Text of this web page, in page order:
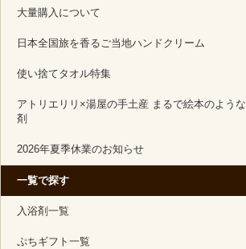
大量購入について
日本全国旅を香るご当地ハンドクリーム
使い捨てタオル特集
アトリエリリ×湯屋の手土産 まるで絵本のよう
剤
2026年夏季休業のお知らせ
一覧で探す
入浴剤一覧
ぷちギフト一覧